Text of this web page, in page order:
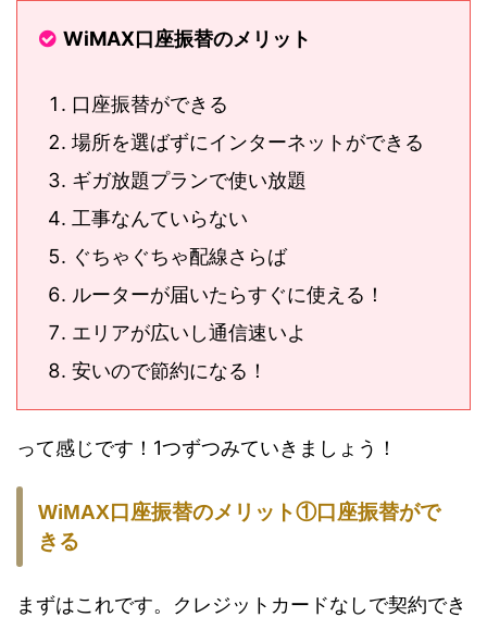
WiMAX口座振替のメリット
口座振替ができる
場所を選ばずにインターネットができる
ギガ放題プランで使い放題
工事なんていらない
ぐちゃぐちゃ配線さらば
ルーターが届いたらすぐに使える！
エリアが広いし通信速いよ
安いので節約になる！
って感じです！1つずつみていきましょう！
WiMAX口座振替のメリット①口座振替がで
きる
まずはこれです。クレジットカードなしで契約でき